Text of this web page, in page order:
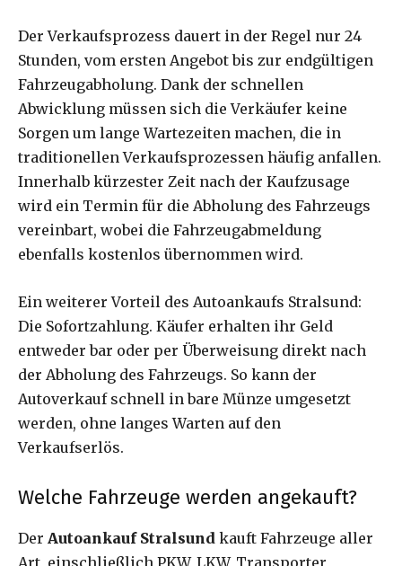
Der Verkaufsprozess dauert in der Regel nur 24
Stunden, vom ersten Angebot bis zur endgültigen
Fahrzeugabholung. Dank der schnellen
Abwicklung müssen sich die Verkäufer keine
Sorgen um lange Wartezeiten machen, die in
traditionellen Verkaufsprozessen häufig anfallen.
Innerhalb kürzester Zeit nach der Kaufzusage
wird ein Termin für die Abholung des Fahrzeugs
vereinbart, wobei die Fahrzeugabmeldung
ebenfalls kostenlos übernommen wird.
Ein weiterer Vorteil des Autoankaufs Stralsund:
Die Sofortzahlung. Käufer erhalten ihr Geld
entweder bar oder per Überweisung direkt nach
der Abholung des Fahrzeugs. So kann der
Autoverkauf schnell in bare Münze umgesetzt
werden, ohne langes Warten auf den
Verkaufserlös.
Welche Fahrzeuge werden angekauft?
Der Autoankauf Stralsund kauft Fahrzeuge aller
Art, einschließlich PKW, LKW, Transporter,